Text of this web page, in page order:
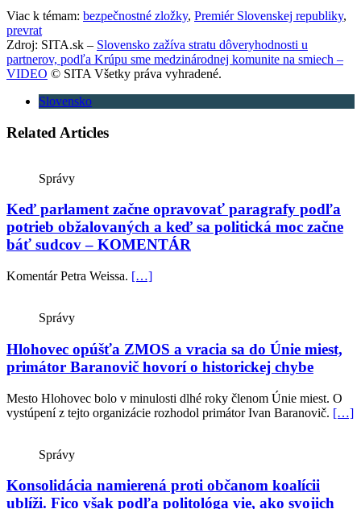
Viac k témam: bezpečnostné zložky, Premiér Slovenskej republiky,
prevrat
Zdroj: SITA.sk – Slovensko zažíva stratu dôveryhodnosti u
partnerov, podľa Krúpu sme medzinárodnej komunite na smiech –
VIDEO © SITA Všetky práva vyhradené.
Slovensko
Related Articles
Správy
Keď parlament začne opravovať paragrafy podľa
potrieb obžalovaných a keď sa politická moc začne
báť sudcov – KOMENTÁR
Komentár Petra Weissa. […]
Správy
Hlohovec opúšťa ZMOS a vracia sa do Únie miest,
primátor Baranovič hovorí o historickej chybe
Mesto Hlohovec bolo v minulosti dlhé roky členom Únie miest. O
vystúpení z tejto organizácie rozhodol primátor Ivan Baranovič. […]
Správy
Konsolidácia namierená proti občanom koalícii
ublíži. Fico však podľa politológa vie, ako svojich